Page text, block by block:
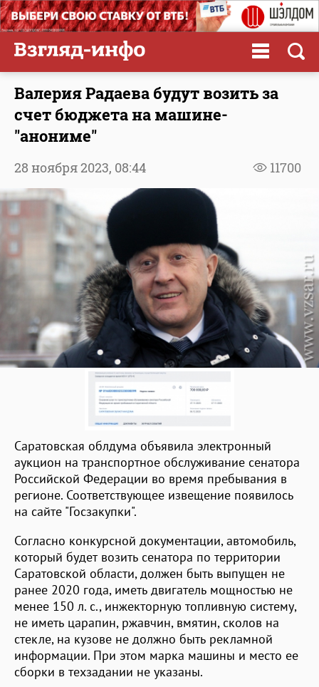
Валерия Радаева будут возить за
счет бюджета на машине-
"анониме"
11700
28 ноября 2023, 08:44
Саратовская облдума объявила электронный
аукцион на транспортное обслуживание сенатора
Российской Федерации во время пребывания в
регионе. Соответствующее извещение появилось
на сайте "Госзакупки".
Согласно конкурсной документации, автомобиль,
который будет возить сенатора по территории
Саратовской области, должен быть выпущен не
ранее 2020 года, иметь двигатель мощностью не
менее 150 л. с., инжекторную топливную систему,
не иметь царапин, ржавчин, вмятин, сколов на
стекле, на кузове не должно быть рекламной
информации. При этом марка машины и место ее
сборки в техзадании не указаны.